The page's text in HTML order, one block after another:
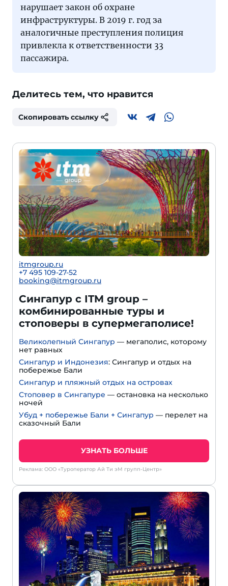
нарушает закон об охране
инфраструктуры. В 2019 г. год за
аналогичные преступления полиция
привлекла к ответственности 33
пассажира.
Делитесь тем, что нравится
Скопировать ссылку
itmgroup.ru
+7 495 109-27-52
booking@itmgroup.ru
Сингапур с ITM group –
комбинированные туры и
стоповеры в супермегаполисе!
Великолепный Сингапур — мегаполис, которому
нет равных
Сингапур и Индонезия: Сингапур и отдых на
побережье Бали
Сингапур и пляжный отдых на островах
Стоповер в Сингапуре — остановка на несколько
ночей
Убуд + побережье Бали + Сингапур — перелет на
сказочный Бали
УЗНАТЬ БОЛЬШЕ
Реклама: ООО «Туроператор Ай Ти эМ групп-Центр»